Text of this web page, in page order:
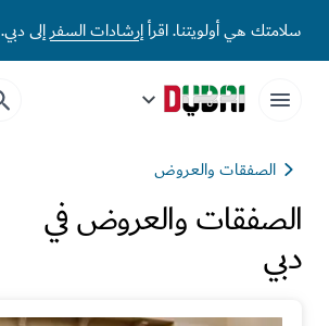
سلامتك هي أولويتنا. اقرأإرشادات السفرإلى دبي.
الصفقات والعروض
الصفقات والعروض في
دبي